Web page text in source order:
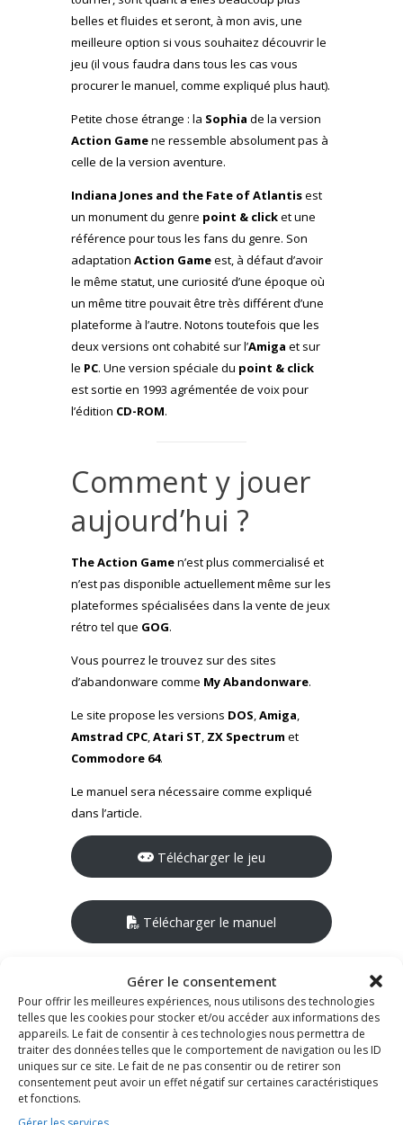
Gérer le consentement
Pour offrir les meilleures expériences, nous utilisons des technologies
telles que les cookies pour stocker et/ou accéder aux informations des
appareils. Le fait de consentir à ces technologies nous permettra de
traiter des données telles que le comportement de navigation ou les ID
uniques sur ce site. Le fait de ne pas consentir ou de retirer son
consentement peut avoir un effet négatif sur certaines caractéristiques
et fonctions.
belles et fluides et seront, à mon avis, une
meilleure option si vous souhaitez découvrir le
jeu (il vous faudra dans tous les cas vous
procurer le manuel, comme expliqué plus haut).
Petite chose étrange : la Sophia de la version
Action Gamene ressemble absolument pas à
celle de la version aventure.
Indiana Jones and the Fate of Atlantisest
un monument du genre point & clicket une
référence pour tous les fans du genre. Son
adaptation Action Gameest, à défaut d’avoir
le même statut, une curiosité d’une époque où
un même titre pouvait être très différent d’une
plateforme à l’autre. Notons toutefois que les
deux versions ont cohabité sur l’Amiga et sur
le PC. Une version spéciale du point & click
est sortie en 1993 agrémentée de voix pour
l’édition CD-ROM.
Comment y jouer
aujourd’hui ?
The Action Gamen’est plus commercialisé et
n’est pas disponible actuellement même sur les
plateformes spécialisées dans la vente de jeux
rétro tel que GOG.
Vous pourrez le trouvez sur des sites
d’abandonware comme My Abandonware.
Le site propose les versions DOS,Amiga,
Amstrad CPC,Atari ST, ZX Spectrum et
Commodore 64.
Le manuel sera nécessaire comme expliqué
dans l’article.
Télécharger le jeu
Télécharger le manuel
Télécharger la carte de référence
La versionpoint & clickest en revanche
toujours exploitée et commercialisée et le jeu
est disponible sur des plateformes telles que
Steam